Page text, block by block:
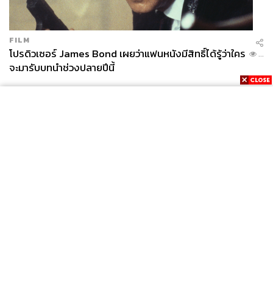
FILM
โปรดิวเซอร์ James Bond เผยว่าแฟนหนังมีสิทธิ์ได้รู้ว่าใคร
จะมารับบทนำช่วงปลายปีนี้
...